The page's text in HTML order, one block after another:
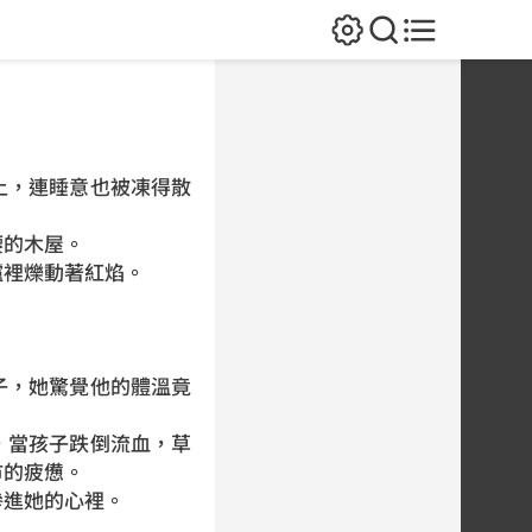
，連睡意也被凍得散
木屋。
爍動著紅焰。
，她驚覺他的體溫竟
當孩子跌倒流血，草
疲憊。
她的心裡。